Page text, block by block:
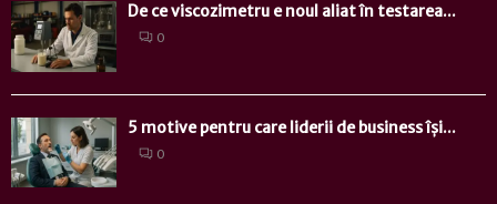
De ce viscozimetru e noul aliat în testarea...
0
5 motive pentru care liderii de business își...
0